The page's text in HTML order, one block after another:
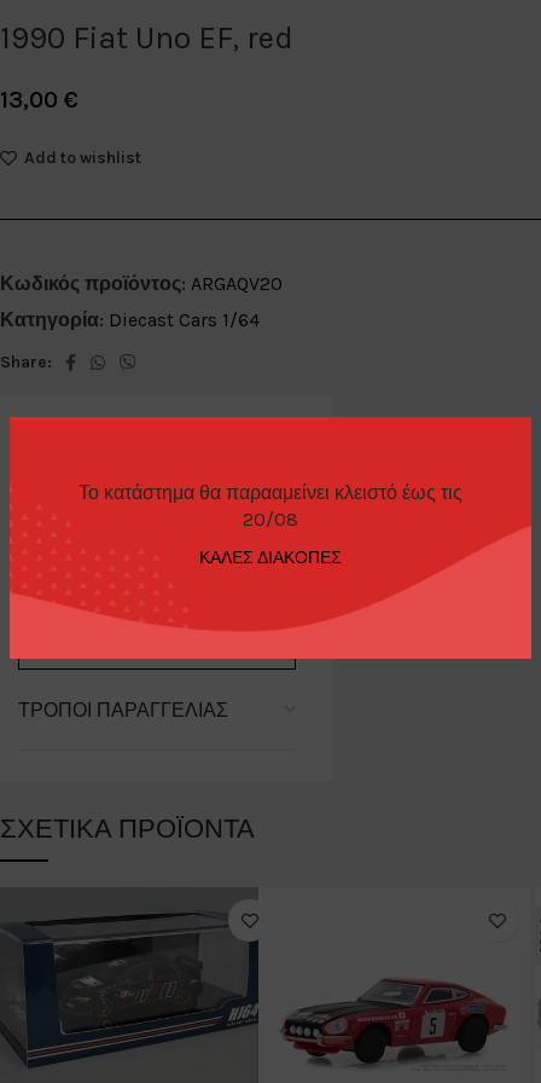
Το κατάστημα θα παρααμείνει κλειστό έως τις
20/08
ΚΑΛΕΣ ΔΙΑΚΟΠΕΣ
1990 Fiat Uno EF, red
13,00 €
Add to wishlist
Κωδικός προϊόντος: ARGAQV20
Κατηγορία: Diecast Cars 1/64
Share:
ΕΠΙΠΛΈΟΝ ΠΛΗΡΟΦΟΡΊΕΣ
Car Brand
ΤΡΌΠΟΙ ΠΑΡΑΓΓΕΛΊΑΣ
ΣΧΕΤΙΚΆ ΠΡΟΪΌΝΤΑ